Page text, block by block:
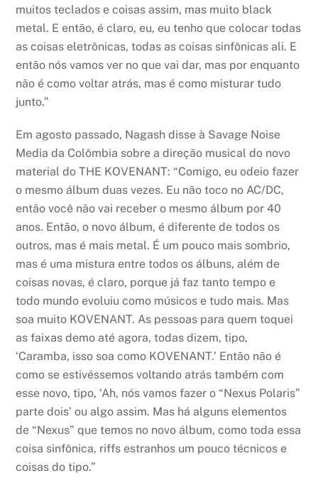
muitos teclados e coisas assim, mas muito black
metal. E então, é claro, eu, eu tenho que colocar todas
as coisas eletrônicas, todas as coisas sinfônicas ali. E
então nós vamos ver no que vai dar, mas por enquanto
não é como voltar atrás, mas é como misturar tudo
junto.”
Em agosto passado, Nagash disse à Savage Noise
Media da Colômbia sobre a direção musical do novo
material do THE KOVENANT: “Comigo, eu odeio fazer
o mesmo álbum duas vezes. Eu não toco no AC/DC,
então você não vai receber o mesmo álbum por 40
anos. Então, o novo álbum, é diferente de todos os
outros, mas é mais metal. É um pouco mais sombrio,
mas é uma mistura entre todos os álbuns, além de
coisas novas, é claro, porque já faz tanto tempo e
todo mundo evoluiu como músicos e tudo mais. Mas
soa muito KOVENANT. As pessoas para quem toquei
as faixas demo até agora, todas dizem, tipo,
‘Caramba, isso soa como KOVENANT.’ Então não é
como se estivéssemos voltando atrás também com
esse novo, tipo, ‘Ah, nós vamos fazer o “Nexus Polaris”
parte dois’ ou algo assim. Mas há alguns elementos
de “Nexus” que temos no novo álbum, como toda essa
coisa sinfônica, riffs estranhos um pouco técnicos e
coisas do tipo.”